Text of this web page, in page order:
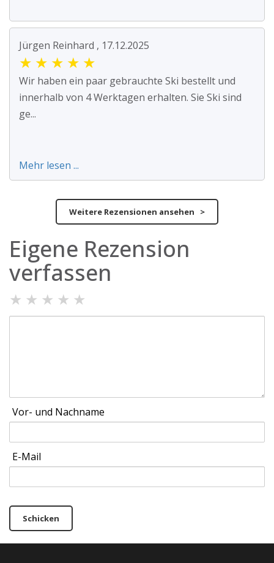
Jürgen Reinhard , 17.12.2025
★ ★ ★ ★ ★
Wir haben ein paar gebrauchte Ski bestellt und
innerhalb von 4 Werktagen erhalten. Sie Ski sind
ge...
Mehr lesen ...
Weitere Rezensionen ansehen >
Eigene Rezension
verfassen
★ ★ ★ ★ ★
Vor- und Nachname
E-Mail
Schicken